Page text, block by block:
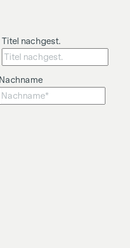
Titel nachgest.
Nachname